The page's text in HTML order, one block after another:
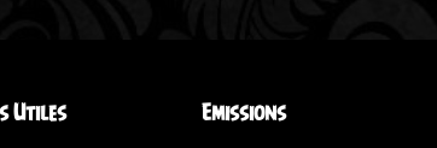
Utiles Emissions